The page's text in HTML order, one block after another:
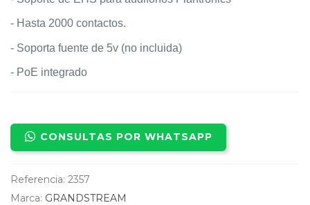
- Hasta 2000 contactos.
- Soporta fuente de 5v (no incluida)
- PoE integrado
CONSULTAS POR WHATSAPP
Referencia: 2357
Marca: GRANDSTREAM